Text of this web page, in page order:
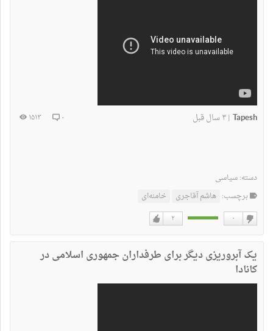
Tapesh
|۳ سال قبل ۰ ۱۵۱۳
دسته:سیاسی
برچسب: هاشم آقاجری خامنه‌ای
۲ ۰
یک آبروریزی دیگر برای طرفداران جمهوری اسلامی در
کانادا